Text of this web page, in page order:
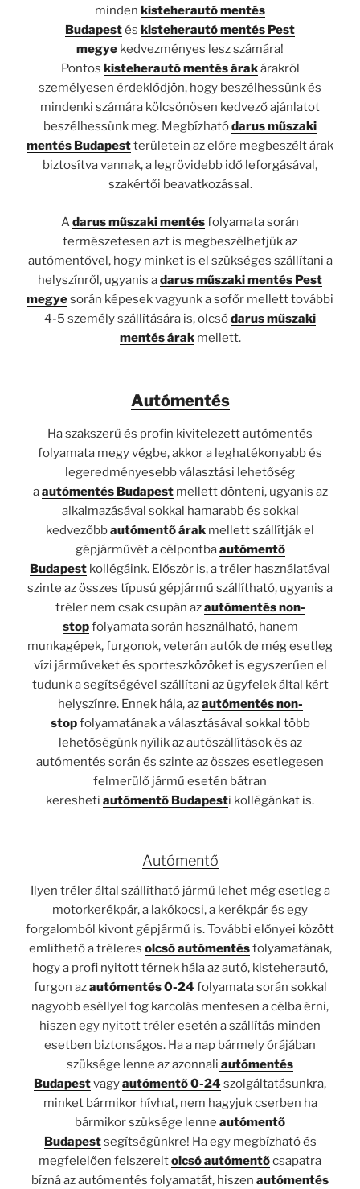
minden kisteherautó mentés
Budapestés kisteherautó mentés Pest
megye kedvezményes lesz számára!
Pontos kisteherautó mentés árakárakról
személyesen érdeklődjön, hogy beszélhessünk és
mindenki számára kölcsönösen kedvező ajánlatot
beszélhessünk meg. Megbízhatódarus műszaki
mentés Budapestterületein az előre megbeszélt árak
biztosítva vannak, a legrövidebb idő leforgásával,
szakértői beavatkozással.
Adarus műszaki mentésfolyamata során
természetesen azt is megbeszélhetjük az
autómentővel, hogy minket is el szükséges szállítani a
helyszínről, ugyanis adarus műszaki mentés Pest
megyesorán képesek vagyunk a sofőr mellett további
4-5 személy szállítására is, olcsódarus műszaki
mentés árakmellett.
Autómentés
Ha szakszerű és profin kivitelezett autómentés
folyamata megy végbe, akkor a leghatékonyabb és
legeredményesebb választási lehetőség
aautómentés Budapestmellett dönteni, ugyanis az
alkalmazásával sokkal hamarabb és sokkal
kedvezőbbautómentő árak mellett szállítják el
gépjárművét a célpontbaautómentő
Budapest kollégáink. Először is, a tréler használatával
szinte az összes típusú gépjármű szállítható, ugyanis a
tréler nem csak csupán azautómentés non-
stopfolyamata során használható, hanem
munkagépek, furgonok, veterán autók de még esetleg
vízi járműveket és sporteszközöket is egyszerűen el
tudunk a segítségével szállítani az ügyfelek által kért
helyszínre. Ennek hála, azautómentés non-
stopfolyamatának a választásával sokkal több
lehetőségünk nyílik az autószállítások és az
autómentés során és szinte az összes esetlegesen
felmerülő jármű esetén bátran
keresheti autómentő Budapesti kollégánkat is.
Autómentő
Ilyen tréler által szállítható jármű lehet még esetleg a
motorkerékpár, a lakókocsi, a kerékpár és egy
forgalomból kivont gépjármű is. További előnyei között
említhető a tréleres olcsó autómentésfolyamatának,
hogy a profi nyitott térnek hála az autó, kisteherautó,
furgon azautómentés 0-24 folyamata során sokkal
nagyobb eséllyel fog karcolás mentesen a célba érni,
hiszen egy nyitott tréler esetén a szállítás minden
esetben biztonságos. Ha a nap bármely órájában
szüksége lenne az azonnali autómentés
Budapestvagyautómentő 0-24 szolgáltatásunkra,
minket bármikor hívhat, nem hagyjuk cserben ha
bármikor szüksége lenne autómentő
Budapestsegítségünkre! Ha egy megbízható és
megfelelően felszereltolcsó autómentőcsapatra
bízná az autómentés folyamatát, hiszen autómentés